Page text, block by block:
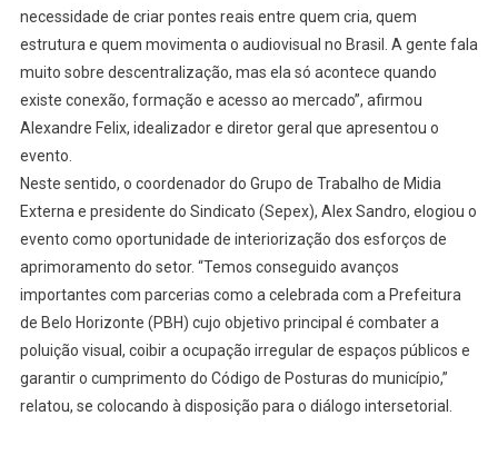
necessidade de criar pontes reais entre quem cria, quem
estrutura e quem movimenta o audiovisual no Brasil. A gente fala
muito sobre descentralização, mas ela só acontece quando
existe conexão, formação e acesso ao mercado”, afirmou
Alexandre Felix, idealizador e diretor geral que apresentou o
evento.
Neste sentido, o coordenador do Grupo de Trabalho de Midia
Externa e presidente do Sindicato (Sepex), Alex Sandro, elogiou o
evento como oportunidade de interiorização dos esforços de
aprimoramento do setor. “Temos conseguido avanços
importantes com parcerias como a celebrada com a Prefeitura
de Belo Horizonte (PBH) cujo objetivo principal é combater a
poluição visual, coibir a ocupação irregular de espaços públicos e
garantir o cumprimento do Código de Posturas do município,”
relatou, se colocando à disposição para o diálogo intersetorial.